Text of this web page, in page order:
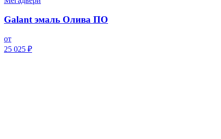
Galant эмаль Олива ПО
от
25 025 ₽